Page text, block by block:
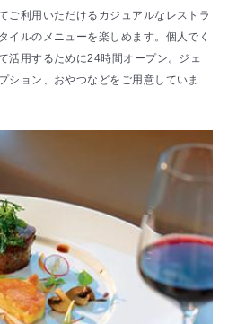
ご利用いただけるカジュアルなレストラ
イルのメニューを楽しめます。個人でく
活用するために24時間オープン。ジェ
ション、おやつなどをご用意していま